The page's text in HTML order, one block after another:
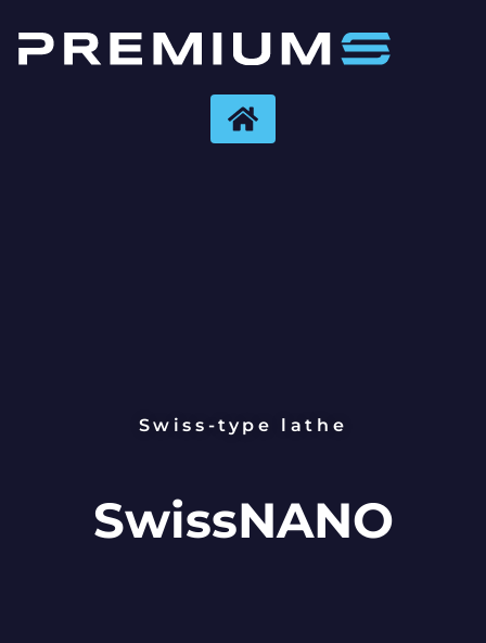
Swiss-type lathe
SwissNANO